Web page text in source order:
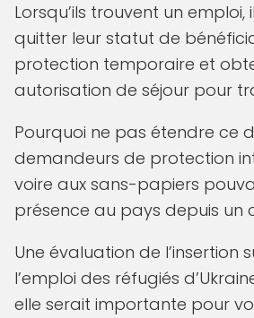
Lorsqu’ils trouvent un emploi,
quitter leur statut de
protection temporaire et
autorisation de séjour pour
Pourquoi ne pas étendre ce
demandeurs de protection
voire aux sans-papiers
présence au pays depuis un
Une évaluation de l’insertion
l’emploi des réfugiés
elle serait importante pour